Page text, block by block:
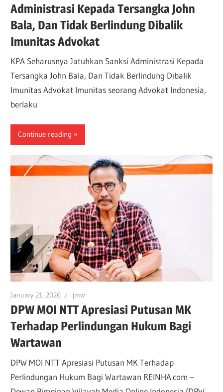
Administrasi Kepada Tersangka John
Bala, Dan Tidak Berlindung Dibalik
Imunitas Advokat
KPA Seharusnya Jatuhkan Sanksi Administrasi Kepada
Tersangka John Bala, Dan Tidak Berlindung Dibalik
Imunitas Advokat Imunitas seorang Advokat Indonesia,
berlaku
Continue reading
January 21, 2026 jmw
DPW MOI NTT Apresiasi Putusan MK
Terhadap Perlindungan Hukum Bagi
Wartawan
DPW MOI NTT Apresiasi Putusan MK Terhadap
Perlindungan Hukum Bagi Wartawan REINHA.com –